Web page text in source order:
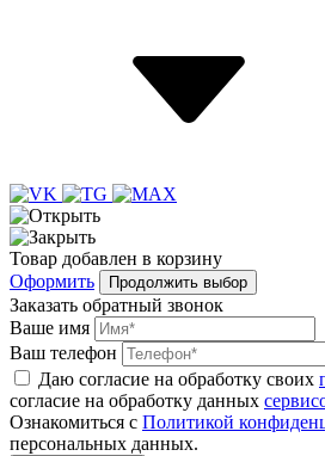
Товар добавлен в корзину
Оформить
Продолжить выбор
Заказать обратный звонок
Ваше имя
Ваш телефон
Даю согласие на обработку своих
согласие на обработку данных
Ознакомиться с Политикой
персональных данных.